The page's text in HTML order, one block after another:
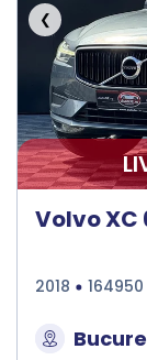
❮
Volvo XC
2018